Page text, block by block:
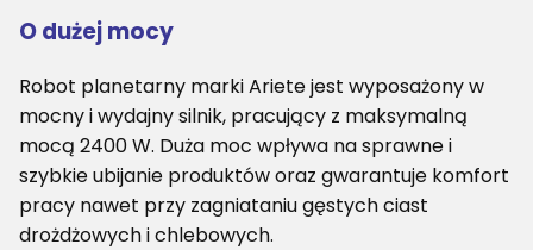
O dużej mocy
Robot planetarny marki Ariete jest wyposażony w
mocny i wydajny silnik, pracujący z maksymalną
mocą 2400 W. Duża moc wpływa na sprawne i
szybkie ubijanie produktów oraz gwarantuje komfort
pracy nawet przy zagniataniu gęstych ciast
drożdżowych i chlebowych.